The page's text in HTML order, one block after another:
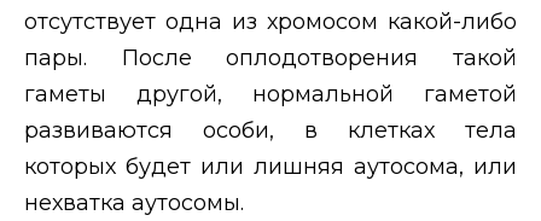
отсутствует одна из хромосом какой-либо
пары. После оплодотворения такой
гаметы другой, нормальной гаметой
развиваются особи, в клетках тела
которых будет или лишняя аутосома, или
нехватка аутосомы.